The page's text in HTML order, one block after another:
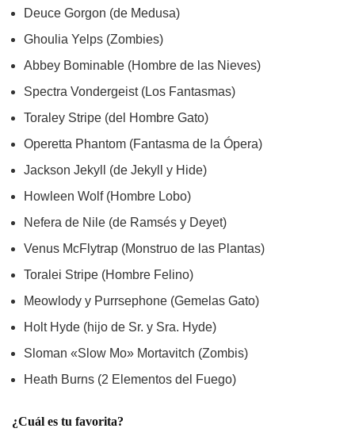
Deuce Gorgon (de Medusa)
Ghoulia Yelps (Zombies)
Abbey Bominable (Hombre de las Nieves)
Spectra Vondergeist (Los Fantasmas)
Toraley Stripe (del Hombre Gato)
Operetta Phantom (Fantasma de la Ópera)
Jackson Jekyll (de Jekyll y Hide)
Howleen Wolf (Hombre Lobo)
Nefera de Nile (de Ramsés y Deyet)
Venus McFlytrap (Monstruo de las Plantas)
Toralei Stripe (Hombre Felino)
Meowlody y Purrsephone (Gemelas Gato)
Holt Hyde (hijo de Sr. y Sra. Hyde)
Sloman «Slow Mo» Mortavitch (Zombis)
Heath Burns (2 Elementos del Fuego)
¿Cuál es tu favorita?